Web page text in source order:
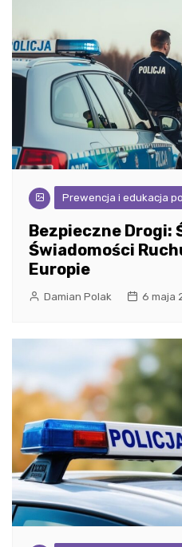
Prewencja i edukacja
Bezpieczne Drogi:
Świadomości
Europie
Damian Polak 6 maja